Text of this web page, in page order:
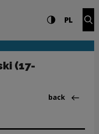
and search
High contrast
PL
(17-
Back
back